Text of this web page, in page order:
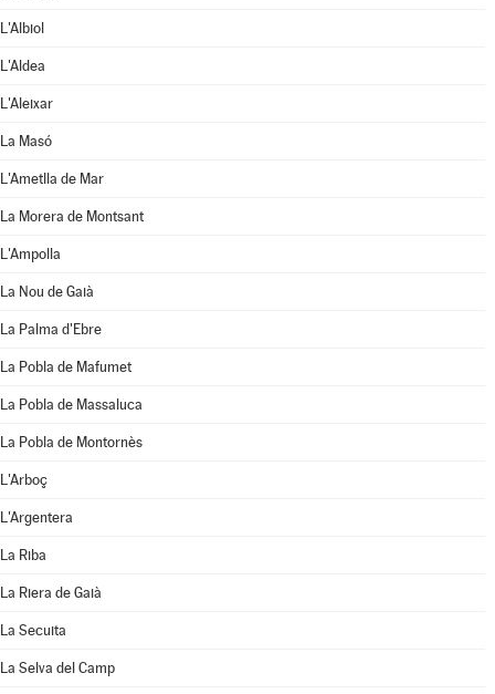
L'Albiol
L'Aldea
L'Aleixar
La Masó
L'Ametlla de Mar
La Morera de Montsant
L'Ampolla
La Nou de Gaià
La Palma d'Ebre
La Pobla de Mafumet
La Pobla de Massaluca
La Pobla de Montornès
L'Arboç
L'Argentera
La Riba
La Riera de Gaià
La Secuita
La Selva del Camp